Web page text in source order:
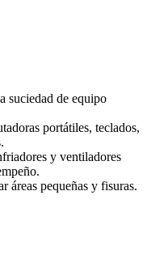
suciedad de equipo
portátiles, teclados,
y ventiladores
áreas pequeñas y fisuras.